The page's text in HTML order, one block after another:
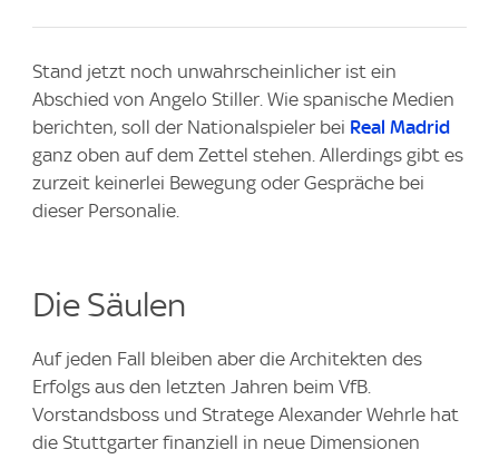
Stand jetzt noch unwahrscheinlicher ist ein
Abschied von Angelo Stiller. Wie spanische Medien
berichten, soll der Nationalspieler bei Real Madrid
ganz oben auf dem Zettel stehen. Allerdings gibt es
zurzeit keinerlei Bewegung oder Gespräche bei
dieser Personalie.
Die Säulen
Auf jeden Fall bleiben aber die Architekten des
Erfolgs aus den letzten Jahren beim VfB.
Vorstandsboss und Stratege Alexander Wehrle hat
die Stuttgarter finanziell in neue Dimensionen